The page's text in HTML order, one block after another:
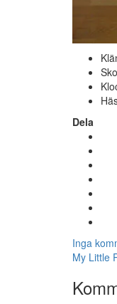
Dela
Inga
My Little